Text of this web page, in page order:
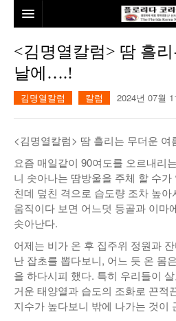
본사소개
뉴스
김명열칼럼
이명덕칼럼
김선옥칼럼
김원동칼럼
본보특집
100인선/독자광장
100인선
독자광장
인근여행지
놀이공원
인터뷰/탐방
<김명열칼럼> 땀 흘
날에….!
김명열칼럼 칼럼 2024년 07월
<김명열칼럼> 땀 흘리는 무더운
요즘 매일같이 90여도를 오르내리
니 솟아나는 땀방울을 주체 할 수
친데 덮친 격으로 습도량 조차 높
움직이다 보면 어느덧 등골과 이마
솟아난다.
어제는 비가 온 후 집주위 정원과
난 잡초를 뽑다보니, 어느 듯 온 몸
을 하다시피 했다. 특히 우리들이
거운 태양열과 습도의 조화로 끈적
지수가 높다보니 밖에 나가는 것이